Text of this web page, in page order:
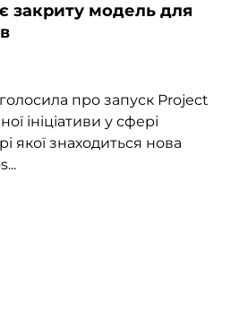
закриту модель для
про запуск Project
ініціативи у сфері
якої знаходиться нова